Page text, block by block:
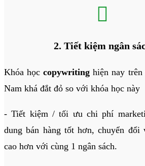

2. Tiết kiệm ngân
Khóa họccopywriting hiện nay
Nam khá đắt đỏ so với khóa học này
- Tiết kiệm / tối ưu chi phí
dung bán hàng tốt hơn, chuyển đổi
cao hơn với cùng 1 ngân sách.